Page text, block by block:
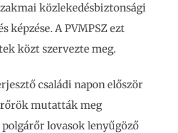
közlekedésbiztonsági
képzése. A PVMPSZ ezt
közt szervezte meg.
családi napon először
mutatták meg
lovasok lenyűgöző